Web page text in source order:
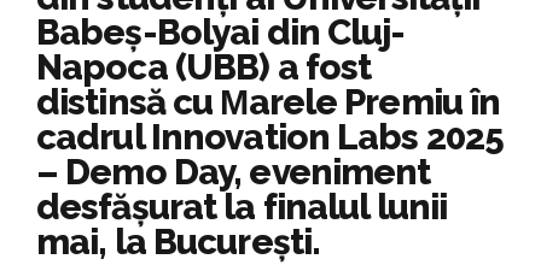
Babeș-Bolyai din Cluj-
Napoca (UBB) a fost
distinsă cu Μarele Premiu în
cadrul Innovation Labs 2025
– Demo Day, eveniment
desfășurat la finalul lunii
mai, la București.